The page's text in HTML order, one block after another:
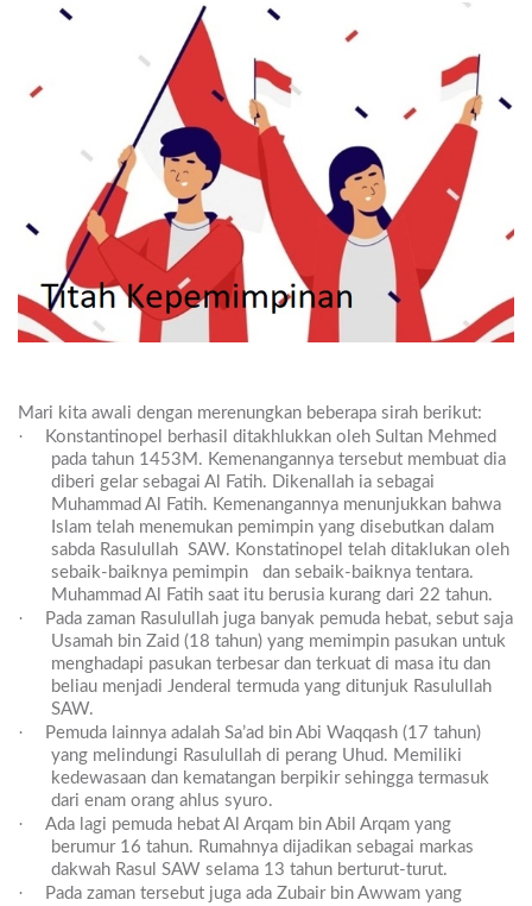
Mari kita awali dengan merenungkan beberapa sirah berikut:
· Konstantinopel berhasil ditakhlukkan oleh Sultan Mehmed
pada tahun 1453M. Kemenangannya tersebut membuat dia
diberi gelar sebagai Al Fatih. Dikenallah ia sebagai
Muhammad Al Fatih. Kemenangannya menunjukkan bahwa
Islam telah menemukan pemimpin yang disebutkan dalam
sabda Rasulullah SAW. Konstatinopel telah ditaklukan oleh
sebaik-baiknya pemimpin dan sebaik-baiknya tentara.
Muhammad Al Fatih saat itu berusia kurang dari 22 tahun.
·
Pada zaman Rasulullah juga banyak pemuda hebat, sebut saja
Usamah bin Zaid (18 tahun) yang memimpin pasukan untuk
menghadapi pasukan terbesar dan terkuat di masa itu dan
beliau menjadi Jenderal termuda yang ditunjuk Rasulullah
SAW.
·
Pemuda lainnya adalah Sa’ad bin Abi Waqqash (17 tahun)
yang melindungi Rasulullah di perang Uhud. Memiliki
kedewasaan dan kematangan berpikir sehingga termasuk
dari enam orang ahlus syuro.
·
Ada lagi pemuda hebat Al Arqam bin Abil Arqam yang
berumur 16 tahun. Rumahnya dijadikan sebagai markas
dakwah Rasul SAW selama 13 tahun berturut-turut.
·
Pada zaman tersebut juga ada Zubair bin Awwam yang